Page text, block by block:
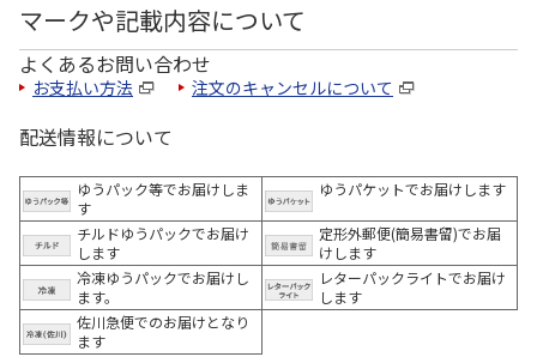
マークや記載内容について
よくあるお問い合わせ
お支払い方法 注文のキャンセルについて
配送情報について
ゆうパック等でお届けしま
す
ゆうパケットでお届けします
チルドゆうパックでお届け
します
定形外郵便(簡易書留)でお届
けします
冷凍ゆうパックでお届けし
ます。
レターパックライトでお届け
します
佐川急便でのお届けとなり
ます